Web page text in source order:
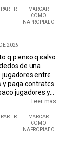
MARCAR
COMO
INAPROPIADO
2025
q pienso q salvo
de una
y paga contratos
las cuentas
negativo, esto
es un
Leer mas
MARCAR
COMO
INAPROPIADO